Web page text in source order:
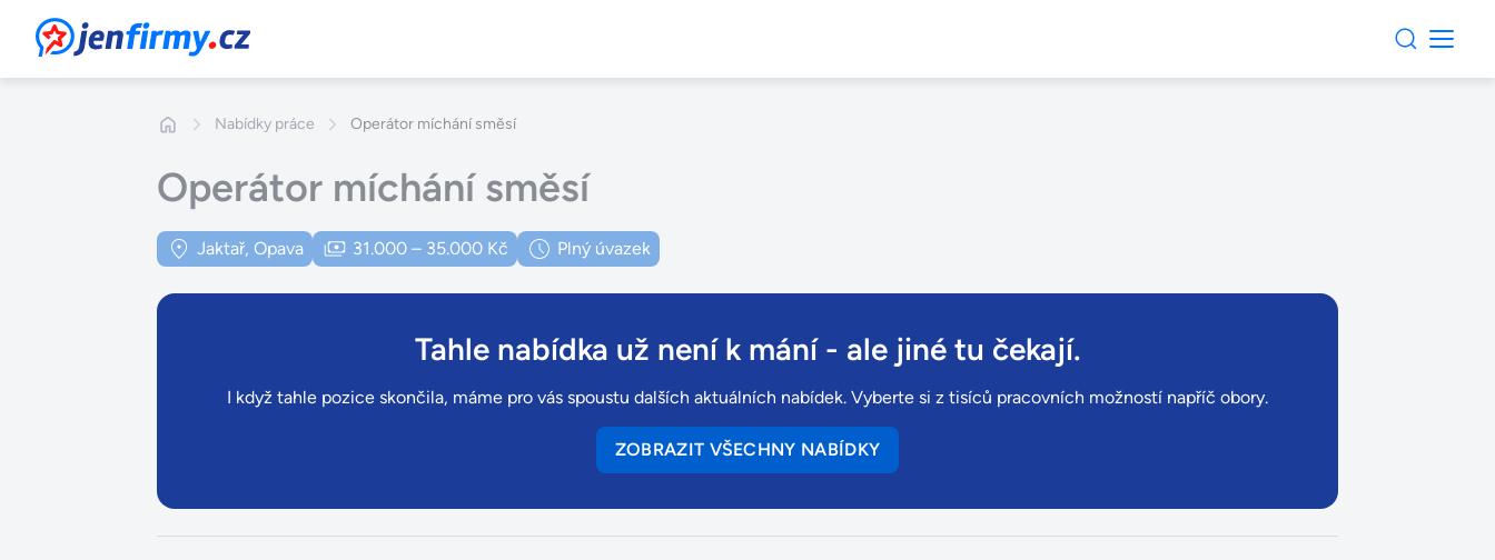
JenFirmy.cz
Nabídky práce Operátor míchání směsí
Operátor míchání směsí
Jaktař, Opava 31.000 – 35.000 Kč Plný úvazek
Tahle nabídka už není k mání- ale jiné tu čekají.
I když tahle pozice skončila, máme pro vás spoustu dalších aktuálních nabídek. Vyberte si z tisíců pracovních možností napříč obory.
ZOBRAZIT VŠECHNY NABÍDKY